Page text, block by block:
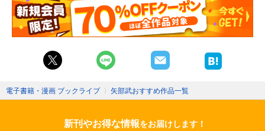
電子書籍・漫画 ブックライブ 〉 矢部武おすすめ作品一覧
新刊やお得な情報をお届けします！